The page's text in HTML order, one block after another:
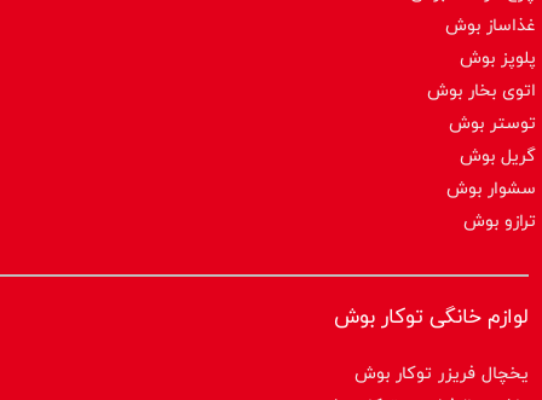
غذاساز بوش
پلوپز بوش
اتوی بخار بوش
توستر بوش
گریل بوش
سشوار بوش
ترازو بوش
لوازم خانگی توکار بوش
یخچال فریزر توکار بوش